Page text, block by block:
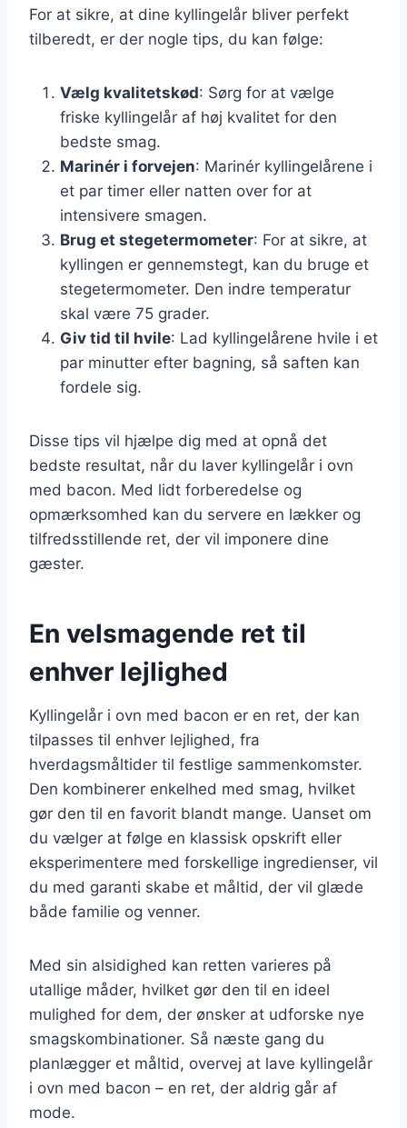
For at sikre, at dine kyllingelår bliver perfekt
tilberedt, er der nogle tips, du kan følge:
Vælg kvalitetskød: Sørg for at vælge
friske kyllingelår af høj kvalitet for den
bedste smag.
Marinér i forvejen: Marinér kyllingelårene i
et par timer eller natten over for at
intensivere smagen.
Brug et stegetermometer: For at sikre, at
kyllingen er gennemstegt, kan du bruge et
stegetermometer. Den indre temperatur
skal være 75 grader.
Giv tid til hvile: Lad kyllingelårene hvile i et
par minutter efter bagning, så saften kan
fordele sig.
Disse tips vil hjælpe dig med at opnå det
bedste resultat, når du laver kyllingelår i ovn
med bacon. Med lidt forberedelse og
opmærksomhed kan du servere en lækker og
tilfredsstillende ret, der vil imponere dine
gæster.
En velsmagende ret til
enhver lejlighed
Kyllingelår i ovn med bacon er en ret, der kan
tilpasses til enhver lejlighed, fra
hverdagsmåltider til festlige sammenkomster.
Den kombinerer enkelhed med smag, hvilket
gør den til en favorit blandt mange. Uanset om
du vælger at følge en klassisk opskrift eller
eksperimentere med forskellige ingredienser, vil
du med garanti skabe et måltid, der vil glæde
både familie og venner.
Med sin alsidighed kan retten varieres på
utallige måder, hvilket gør den til en ideel
mulighed for dem, der ønsker at udforske nye
smagskombinationer. Så næste gang du
planlægger et måltid, overvej at lave kyllingelår
i ovn med bacon – en ret, der aldrig går af
mode.